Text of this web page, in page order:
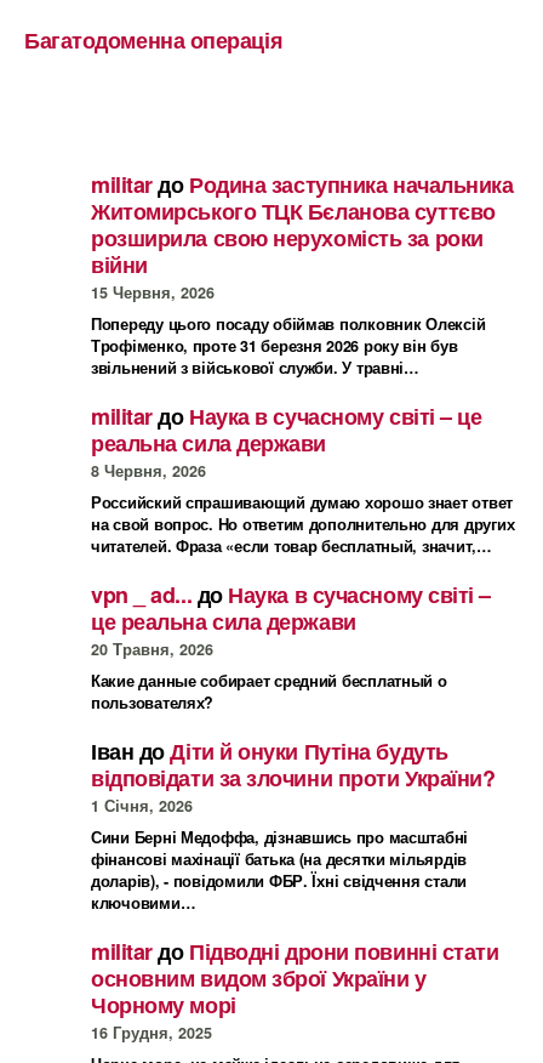
Багатодоменна операція
militarдоРодина заступника начальника
Житомирського ТЦК Бєланова суттєво
розширила свою нерухомість за роки
війни
15 Червня, 2026
Попереду цього посаду обіймав полковник Олексій
Трофіменко, проте 31 березня 2026 року він був
звільнений з військової служби. У травні…
militarдоНаука в сучасному світі – це
реальна сила держави
8 Червня, 2026
Российский спрашивающий думаю хорошо знает ответ
на свой вопрос. Но ответим дополнительно для других
читателей. Фраза «если товар бесплатный, значит,…
vpn _ ad...доНаука в сучасному світі –
це реальна сила держави
20 Травня, 2026
Какие данные собирает средний бесплатный о
пользователях?
ІвандоДіти й онуки Путіна будуть
відповідати за злочини проти України?
1 Січня, 2026
Сини Берні Медоффа, дізнавшись про масштабні
фінансові махінації батька (на десятки мільярдів
доларів), - повідомили ФБР. Їхні свідчення стали
ключовими…
militarдоПідводні дрони повинні стати
основним видом зброї України у
Чорному морі
16 Грудня, 2025